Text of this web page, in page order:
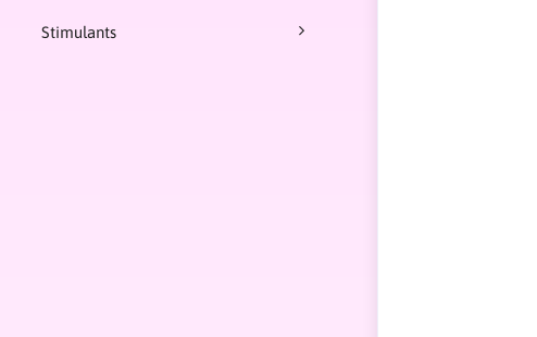
Stimulants